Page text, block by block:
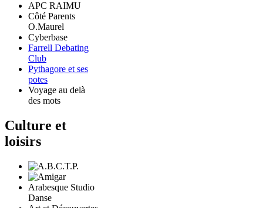
APC RAIMU
Côté Parents
O.Maurel
Cyberbase
Farrell Debating
Club
Pythagore et ses
potes
Voyage au delà
des mots
Culture et
loisirs
Arabesque Studio
Danse